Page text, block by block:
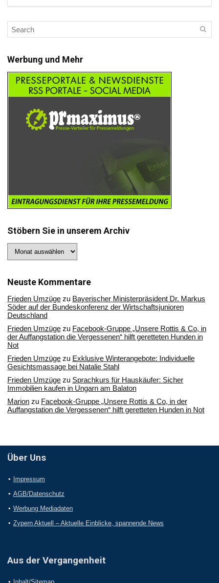
Werbung und Mehr
Stöbern Sie in unserem Archiv
Sie
Archiv
Neuste Kommentare
Frieden Umzüge zu Bayerischer Ministerpräsident Dr. Markus
Söder auf der Bundeskonferenz der Wirtschaftsjunioren
Deutschland
Frieden Umzüge zu Facebook-Gruppe „Unsere Rottis & Co, in
der Auffangstation die Vergessenen“ hilft geretteten Hunden in
Not
Frieden Umzüge zu Exklusive Winterangebote: Individuelle
Gesichtsmassage bei Natalie Stahl
Frieden Umzüge zu Sprachkurs für Hauskäufer: Sicher
Immobilien kaufen in Ungarn am Balaton
Marion zu Facebook-Gruppe „Unsere Rottis & Co, in der
Auffangstation die Vergessenen“ hilft geretteten Hunden in Not
Über Uns
Impressum
AGB/Datenschutz
Werbung Mediadaten
Zypern Aktuell – Aktuelle Einblicke, spannende News
Aus der Vergangenheit